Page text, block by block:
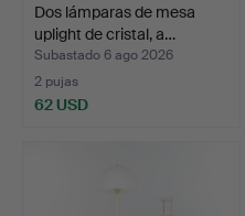
Dos lámparas de mesa
uplight de cristal, a…
Subastado 6 ago 2026
2 pujas
62 USD